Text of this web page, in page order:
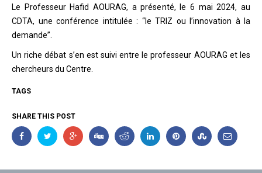
Le Professeur Hafid AOURAG, a présenté, le 6 mai 2024, au
CDTA, une conférence intitulée : “le TRIZ ou l’innovation à la
demande”.
Un riche débat s’en est suivi entre le professeur AOURAG et les
chercheurs du Centre.
TAGS
SHARE THIS POST